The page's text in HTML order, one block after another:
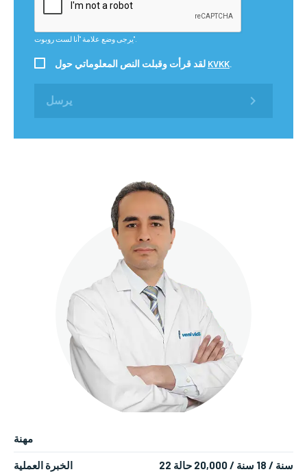
يرجى وضع علامة "أنا لست روبوت".
KVKK.
يرسل
مهنة
الخبرة العملية 22 سنة / 18 سنة / 20,000 حالة